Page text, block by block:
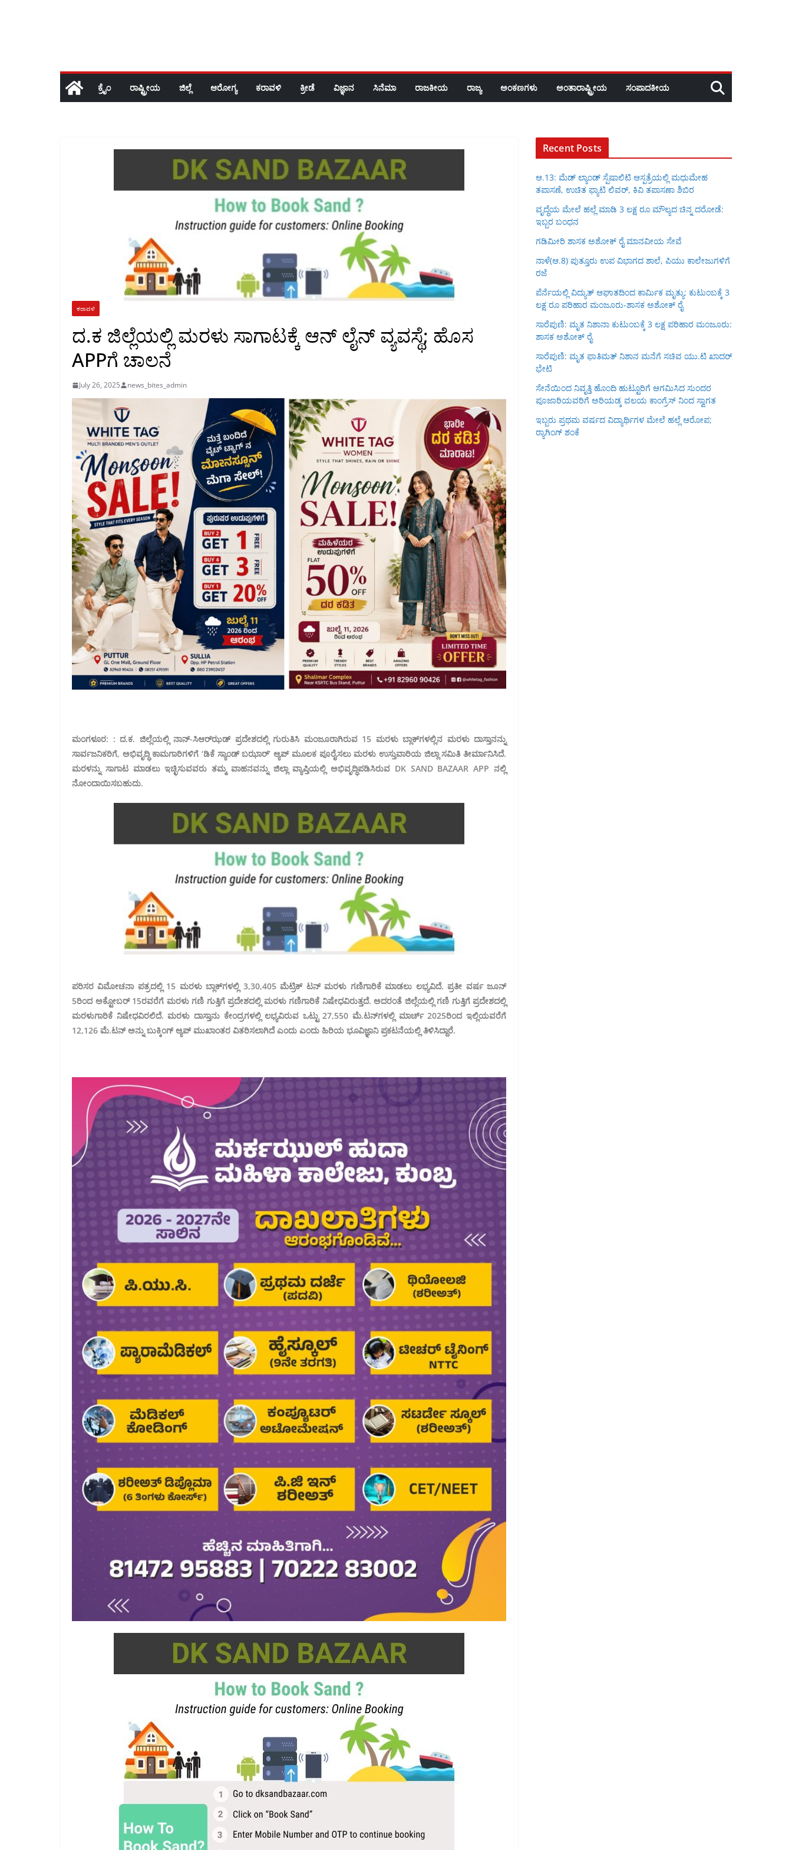
ಕ್ರೈಂ ರಾಷ್ಟ್ರೀಯ ಜಿಲ್ಲೆ ಆರೋಗ್ಯ ಕರಾವಳಿ ಕ್ರೀಡೆ ವಿಜ್ಞಾನ ಸಿನೆಮಾ ರಾಜಕೀಯ ರಾಜ್ಯ ಅಂಕಣಗಳು ಅಂತಾರಾಷ್ಟ್ರೀಯ ಸಂಪಾದಕೀಯ
ಕರಾವಳಿ
ದ.ಕ ಜಿಲ್ಲೆಯಲ್ಲಿ ಮರಳು ಸಾಗಾಟಕ್ಕೆ ಆನ್ ಲೈನ್ ವ್ಯವಸ್ಥೆ; ಹೊಸ
APPಗೆ ಚಾಲನೆ
July 26, 2025 news_bites_admin
ಮಂಗಳೂರ: : ದ.ಕ. ಜಿಲ್ಲೆಯಲ್ಲಿ ನಾನ್-ಸಿಆರ್‌ಝಡ್ ಪ್ರದೇಶದಲ್ಲಿ ಗುರುತಿಸಿ ಮಂಜೂರಾಗಿರುವ 15 ಮರಳು ಬ್ಲಾಕ್‌ಗಳಲ್ಲಿನ ಮರಳು ದಾಸ್ತಾನನ್ನು
ಸಾರ್ವಜನಿಕರಿಗೆ, ಅಭಿವೃದ್ಧಿ ಕಾಮಗಾರಿಗಳಿಗೆ ‘ಡಿಕೆ ಸ್ಯಾಂಡ್ ಬಝಾರ್’ ಆ್ಯಪ್ ಮೂಲಕ ಪೂರೈಸಲು ಮರಳು ಉಸ್ತುವಾರಿಯ ಜಿಲ್ಲಾ ಸಮಿತಿ ತೀರ್ಮಾನಿಸಿದೆ.
ಮರಳನ್ನು ಸಾಗಾಟ ಮಾಡಲು ಇಚ್ಛಿಸುವವರು ತಮ್ಮ ವಾಹನವನ್ನು ಜಿಲ್ಲಾ ವ್ಯಾಪ್ತಿಯಲ್ಲಿ ಅಭಿವೃದ್ಧಿಪಡಿಸಿರುವ DK SAND BAZAAR APP ನಲ್ಲಿ
ನೋಂದಾಯಿಸಬಹುದು.
ಪರಿಸರ ವಿಮೋಚನಾ ಪತ್ರದಲ್ಲಿ 15 ಮರಳು ಬ್ಲಾಕ್‌ಗಳಲ್ಲಿ 3,30,405 ಮೆಟ್ರಿಕ್ ಟನ್ ಮರಳು ಗಣಿಗಾರಿಕೆ ಮಾಡಲು ಲಭ್ಯವಿದೆ. ಪ್ರತೀ ವರ್ಷ ಜೂನ್
5ರಿಂದ ಅಕ್ಟೋಬರ್ 15ರವರೆಗೆ ಮರಳು ಗಣಿ ಗುತ್ತಿಗೆ ಪ್ರದೇಶದಲ್ಲಿ ಮರಳು ಗಣಿಗಾರಿಕೆ ನಿಷೇಧವಿರುತ್ತದೆ. ಅದರಂತೆ ಜಿಲ್ಲೆಯಲ್ಲಿ ಗಣಿ ಗುತ್ತಿಗೆ ಪ್ರದೇಶದಲ್ಲಿ
ಮರಳುಗಾರಿಕೆ ನಿಷೇಧವಿರಲಿದೆ. ಮರಳು ದಾಸ್ತಾನು ಕೇಂದ್ರಗಳಲ್ಲಿ ಲಭ್ಯವಿರುವ ಒಟ್ಟು 27,550 ಮೆ.ಟನ್‌ಗಳಲ್ಲಿ ಮಾರ್ಚ್ 2025ರಿಂದ ಇಲ್ಲಿಯವರೆಗೆ
12,126 ಮೆ.ಟನ್ ಅನ್ನು ಬುಕ್ಕಿಂಗ್ ಆ್ಯಪ್ ಮುಖಾಂತರ ವಿತರಿಸಲಾಗಿದೆ ಎಂದು ಎಂದು ಹಿರಿಯ ಭೂವಿಜ್ಞಾನಿ ಪ್ರಕಟನೆಯಲ್ಲಿ ತಿಳಿಸಿದ್ದಾರೆ.
Recent Posts
ಆ.13: ಮೆಡ್ ಲ್ಯಾಂಡ್ ಸ್ಪೆಷಾಲಿಟಿ ಆಸ್ಪತ್ರೆಯಲ್ಲಿ ಮಧುಮೇಹ
ತಪಾಸಣೆ, ಉಚಿತ ಫ್ಯಾಟಿ ಲಿವರ್, ಕಿವಿ ತಪಾಸಣಾ ಶಿಬಿರ
ವೃದ್ಧೆಯ ಮೇಲೆ ಹಲ್ಲೆ ಮಾಡಿ 3 ಲಕ್ಷ ರೂ ಮೌಲ್ಯದ ಚಿನ್ನ ದರೋಡೆ:
ಇಬ್ಬರ ಬಂಧನ
ಗಡಿಮೀರಿ ಶಾಸಕ ಅಶೋಕ್ ರೈ ಮಾನವೀಯ ಸೇವೆ
ನಾಳೆ(ಆ.8) ಪುತ್ತೂರು ಉಪ ವಿಭಾಗದ ಶಾಲೆ, ಪಿಯು ಕಾಲೇಜುಗಳಿಗೆ
ರಜೆ
ಪೆರ್ನೆಯಲ್ಲಿ ವಿದ್ಯುತ್ ಆಘಾತದಿಂದ ಕಾರ್ಮಿಕ ಮೃತ್ಯು: ಕುಟುಂಬಕ್ಕೆ 3
ಲಕ್ಷ ರೂ ಪರಿಹಾರ ಮಂಜೂರು-ಶಾಸಕ ಅಶೋಕ್ ರೈ
ಸಾರೆಪುಣಿ: ಮೃತ ನಿಶಾನಾ ಕುಟುಂಬಕ್ಕೆ 3 ಲಕ್ಷ ಪರಿಹಾರ ಮಂಜೂರು:
ಶಾಸಕ ಅಶೋಕ್ ರೈ
ಸಾರೆಪುಣಿ: ಮೃತ ಫಾತಿಮತ್ ನಿಶಾನ ಮನೆಗೆ ಸಚಿವ ಯು.ಟಿ ಖಾದರ್
ಭೇಟಿ
ಸೇನೆಯಿಂದ ನಿವೃತ್ತಿ ಹೊಂದಿ ಹುಟ್ಟೂರಿಗೆ ಆಗಮಿಸಿದ ಸುಂದರ
ಪೂಜಾರಿಯವರಿಗೆ ಅರಿಯಡ್ಕ ವಲಯ ಕಾಂಗ್ರೆಸ್ ನಿಂದ ಸ್ವಾಗತ
ಇಬ್ಬರು ಪ್ರಥಮ ವರ್ಷದ ವಿದ್ಯಾರ್ಥಿಗಳ ಮೇಲೆ ಹಲ್ಲೆ ಆರೋಪ;
ರ‍್ಯಾಗಿಂಗ್ ಶಂಕೆ